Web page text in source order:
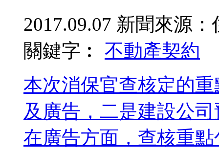
2017.09.07 新聞來源：
關鍵字︰ 不動產契約
本次消保官查核定的
及廣告，二是建設公
在廣告方面，查核重